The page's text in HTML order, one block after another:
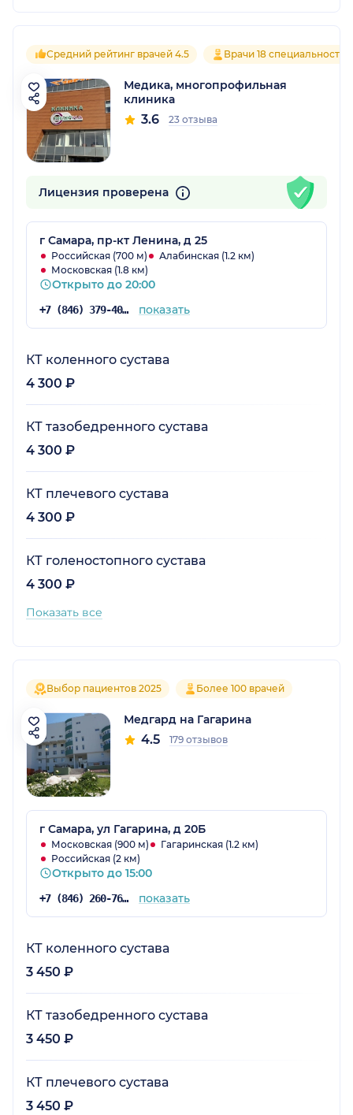
Средний рейтинг врачей 4.5 Врачи 18 специальностей
Медика, многопрофильная
клиника
3.6 23 отзыва
Лицензия проверена
г Самара, пр-кт Ленина, д 25
Российская (700 м)
Алабинская (1.2 км)
Московская (1.8 км)
Открыто до 20:00
+7 (846) 379-40-81 показать
КТ коленного сустава
4 300 ₽
КТ тазобедренного сустава
4 300 ₽
КТ плечевого сустава
4 300 ₽
КТ голеностопного сустава
4 300 ₽
Показать все
Выбор пациентов 2025 Более 100 врачей
Медгард на Гагарина
4.5 179 отзывов
г Самара, ул Гагарина, д 20Б
Московская (900 м)
Гагаринская (1.2 км)
Российская (2 км)
Открыто до 15:00
+7 (846) 260-76-76 показать
КТ коленного сустава
3 450 ₽
КТ тазобедренного сустава
3 450 ₽
КТ плечевого сустава
3 450 ₽